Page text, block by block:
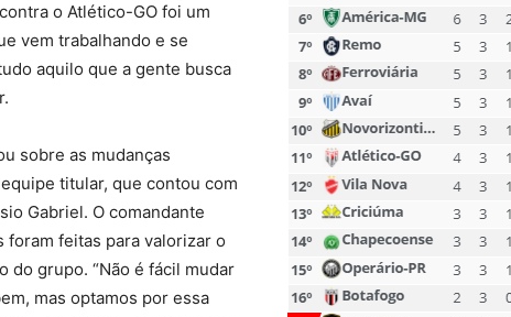
o Atlético-GO foi um
vem trabalhando e se
aquilo que a gente busca
sobre as mudanças
titular, que contou com
Gabriel. O comandante
foram feitas para valorizar o
do grupo. “Não é fácil mudar
mas optamos por essa